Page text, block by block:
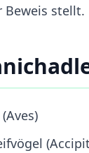
Beweis stellt.